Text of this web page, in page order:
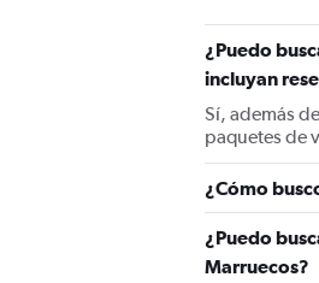
¿Puedo
incluyan
Sí, además
paquetes de
¿Cómo
¿Puedo
Marruecos?